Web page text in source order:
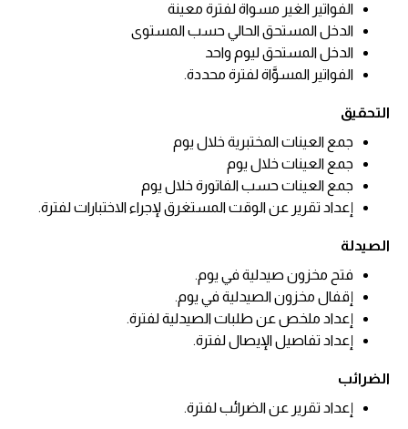
الفواتير الغير مسواة لفترة معينة
الدخل المستحق الحالي حسب المستوى
الدخل المستحق ليوم واحد
الفواتير المسوَّاة لفترة محددة.
التحقيق
جمع العينات المختبرية خلال يوم
جمع العينات خلال يوم
جمع العينات حسب الفاتورة خلال يوم
إعداد تقرير عن الوقت المستغرق لإجراء الاختبارات لفترة.
الصيدلة
فتح مخزون صيدلية في يوم.
إقفال مخزون الصيدلية في يوم.
إعداد ملخص عن طلبات الصيدلية لفترة.
إعداد تفاصيل الإيصال لفترة.
الضرائب
إعداد تقرير عن الضرائب لفترة.